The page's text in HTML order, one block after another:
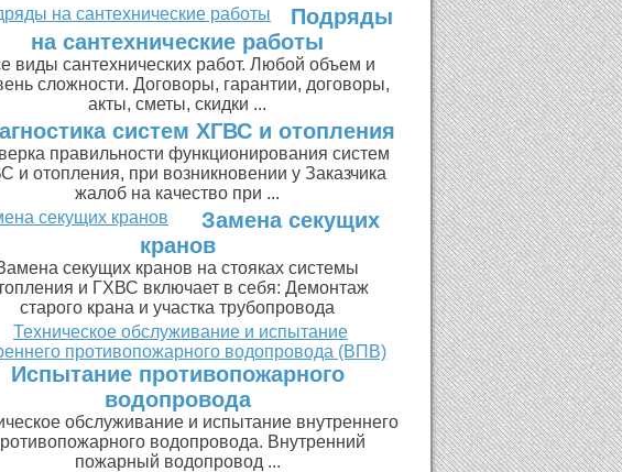
Подряды
на сантехнические работы
виды сантехнических работ. Любой объем и
сложности. Договоры, гарантии, договоры,
акты, сметы, скидки ...
систем ХГВС и отопления
правильности функционирования систем
и отопления, при возникновении у Заказчика
жалоб на качество при ...
Замена секущих
кранов
секущих кранов на стояках системы
и ГХВС включает в себя: Демонтаж
старого крана и участка трубопровода
Испытание противопожарного
водопровода
обслуживание и испытание внутреннего
водопровода. Внутренний
пожарный водопровод ...